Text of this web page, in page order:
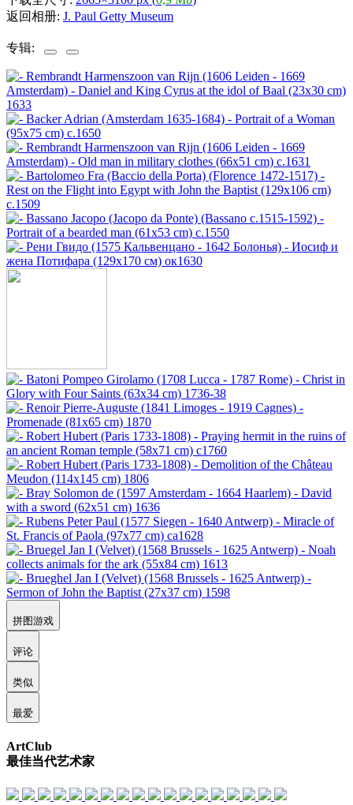
返回相册: J. Paul Getty Museum
专辑:
拼图游戏
评论
类似
最爱
ArtClub
最佳当代艺术家